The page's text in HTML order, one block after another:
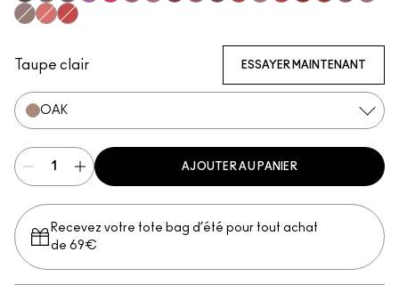
Nightmoth
PlumVinoMagenta
Taupe clair ESSAYER MAINTENANT
OAK
AJOUTER AU PANIER
Recevez votre tote bag d’été pour tout achat
de 69€